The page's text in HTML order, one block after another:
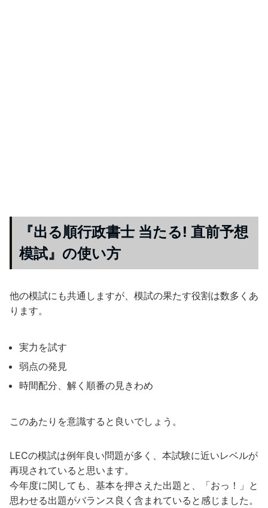
『出る順行政書士 当たる! 直前予想
模試』の使い方
他の模試にも共通しますが、模試の果たす役割は数多くあ
ります。
実力を試す
弱点の発見
時間配分、解く順番の見きわめ
このあたりを意識すると良いでしょう。
LECの模試は例年良い問題が多く、本試験に近いレベルが
再現されていると思います。
今年度に関しても、基本を押さえた出題と、「おっ！」と
思わせる出題がバランス良く含まれていると感じました。